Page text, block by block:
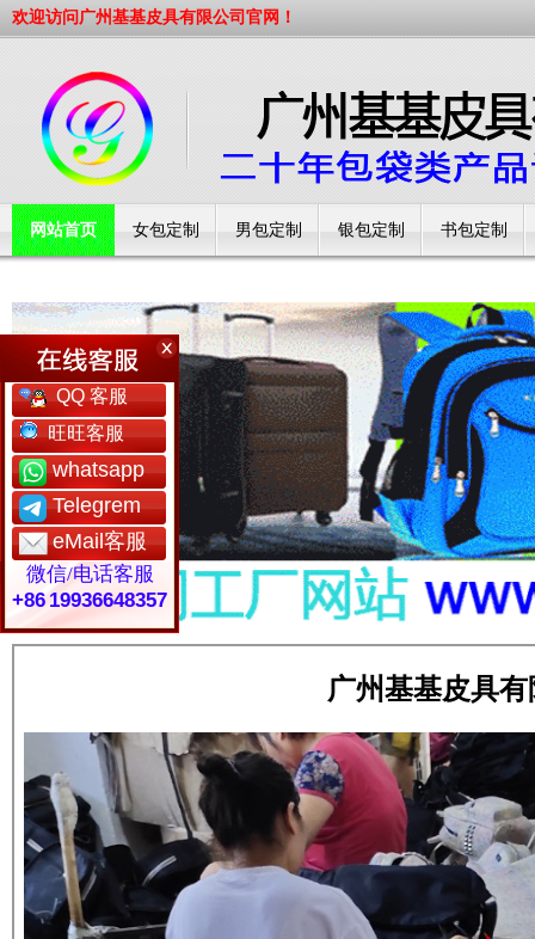
欢迎访问广州基基皮具有限公司官网！
网站首页 女包定制 男包定制 银包定制 书包定制
QQ 客服
旺旺客服
whatsapp
Telegrem
eMail客服
微信/电话客服
+86 19936648357